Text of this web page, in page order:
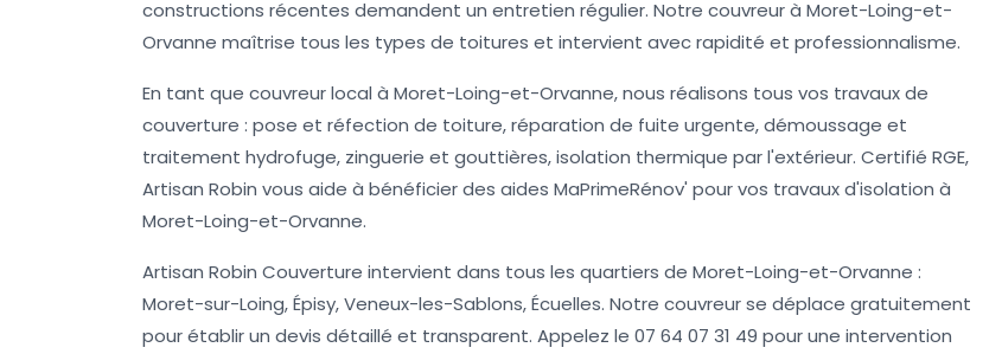
constructions récentes demandent un entretien régulier. Notre couvreur à Moret-Loing-et-
Orvanne maîtrise tous les types de toitures et intervient avec rapidité et professionnalisme.
En tant que couvreur local à Moret-Loing-et-Orvanne, nous réalisons tous vos travaux de
couverture : pose et réfection de toiture, réparation de fuite urgente, démoussage et
traitement hydrofuge, zinguerie et gouttières, isolation thermique par l'extérieur. Certifié RGE,
Artisan Robin vous aide à bénéficier des aides MaPrimeRénov' pour vos travaux d'isolation à
Moret-Loing-et-Orvanne.
Artisan Robin Couverture intervient dans tous les quartiers de Moret-Loing-et-Orvanne :
Moret-sur-Loing, Épisy, Veneux-les-Sablons, Écuelles. Notre couvreur se déplace gratuitement
pour établir un devis détaillé et transparent. Appelez le 07 64 07 31 49 pour une intervention